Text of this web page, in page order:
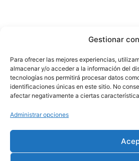
Gestionar
Para ofrecer las mejores experiencias,
almacenar y/o acceder a la información del
tecnologías nos permitirá procesar datos
identificaciones únicas en este sitio. No
afectar negativamente a ciertas
Administrar opciones